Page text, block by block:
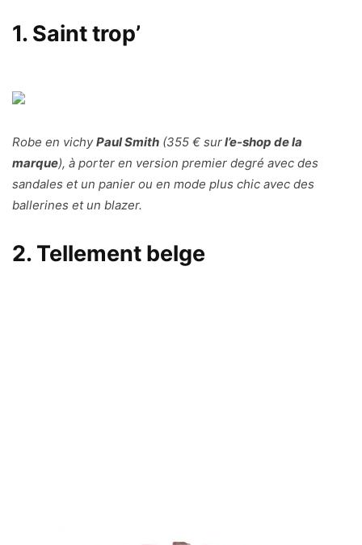
1. Saint trop’
Robe en vichyPaul Smith (355 € surl’e-shop de la
marque), à porter en version premier degré avec des
sandales et un panier ou en mode plus chic avec des
ballerines et un blazer.
2. Tellement belge